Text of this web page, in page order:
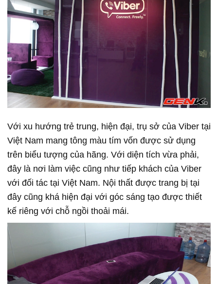
Với xu hướng trẻ trung, hiện đại, trụ sở của Viber tại
Việt Nam mang tông màu tím vốn được sử dụng
trên biểu tượng của hãng. Với diện tích vừa phải,
đây là nơi làm việc cũng như tiếp khách của Viber
với đối tác tại Việt Nam. Nội thất được trang bị tại
đây cũng khá hiện đại với góc sáng tạo được thiết
kế riêng với chỗ ngồi thoải mái.